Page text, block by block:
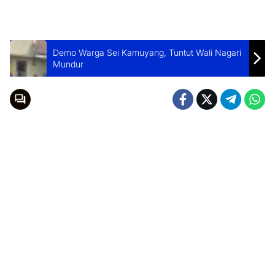
Demo Warga Sei Kamuyang, Tuntut Wali Nagari
Mundur